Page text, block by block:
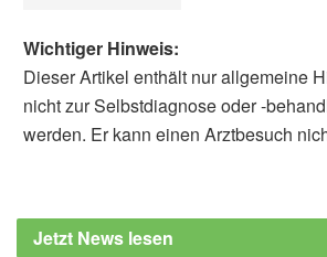
Good for Your Health
17.12.2022),
Wichtiger Hinweis:
Dieser Artikel enthält nur allgemeine
nicht zur Selbstdiagnose oder -
werden. Er kann einen Arztbesuch
Jetzt News lesen